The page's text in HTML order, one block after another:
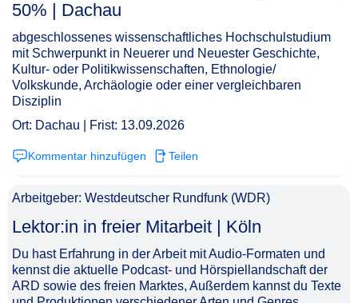
50% | Dachau​‌‌‌‌​‌​‌‌‌‌‌​​​​​‌
abgeschlossenes wissenschaftliches Hochschulstudium
mit Schwerpunkt in Neuerer und Neuester Geschichte,
Kultur- oder Politikwissenschaften, Ethnologie/
Volkskunde, Archäologie oder einer vergleichbaren
Disziplin
Ort: Dachau | Frist: 13.09.2026
Kommentar hinzufügen Teilen
Arbeitgeber: Westdeutscher Rundfunk (WDR)
Lektor:in in freier Mitarbeit | Köln​‌‌‌‌​‌​‌‌‌‌‌​​​​​​
Du hast Erfahrung in der Arbeit mit Audio-Formaten und
kennst die aktuelle Podcast- und Hörspiellandschaft der
ARD sowie des freien Marktes, Außerdem kannst du Texte